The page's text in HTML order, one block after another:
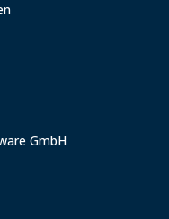
GmbH